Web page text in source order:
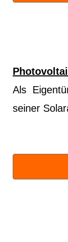
Als
seiner